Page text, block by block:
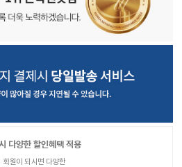
다양한 할인혜택 적용
회원이 되시면 다양한